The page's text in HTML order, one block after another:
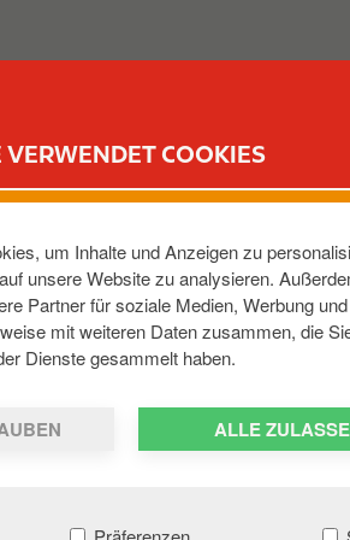
VERWENDET COOKIES
um Inhalte und Anzeigen zu
unsere Website zu analysieren.
Partner für soziale Medien, Werbung
mit weiteren Daten zusammen, die
Dienste gesammelt haben.
ALLE
LANDSTR
,DE